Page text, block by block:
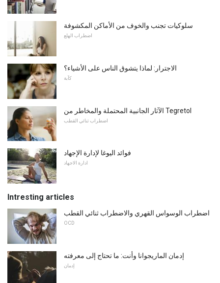
سلوكيات تجنب والخوف من الأماكن المكشوفة
اضطراب الهلع
الاجترار: لماذا يتشوق الناس على الأشياء؟
كآبة
الآثار الجانبية المحتملة والمخاطر من Tegretol
اضطراب ثنائي القطب
فوائد اليوغا لإدارة الإجهاد
ادارة الاجهاد
Intresting articles
اضطراب الوسواس القهري والاضطراب ثنائي القطب
OCD
إدمان الماريجوانا وأنت: ما تحتاج إلى معرفته
إدمان